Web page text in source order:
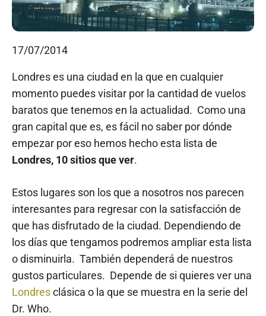
17/07/2014
Londres es una ciudad en la que en cualquier
momento puedes visitar por la cantidad de vuelos
baratos que tenemos en la actualidad. Como una
gran capital que es, es fácil no saber por dónde
empezar por eso hemos hecho esta lista de
Londres, 10 sitios que ver.
Estos lugares son los que a nosotros nos parecen
interesantes para regresar con la satisfacción de
que has disfrutado de la ciudad. Dependiendo de
los días que tengamos podremos ampliar esta lista
o disminuirla. También dependerá de nuestros
gustos particulares. Depende de si quieres ver una
Londresclásica o la que se muestra en la serie del
Dr. Who.